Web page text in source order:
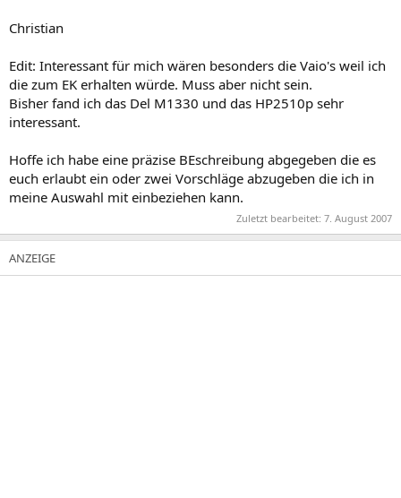
Christian
Edit: Interessant für mich wären besonders die Vaio's weil ich
die zum EK erhalten würde. Muss aber nicht sein.
Bisher fand ich das Del M1330 und das HP2510p sehr
interessant.
Hoffe ich habe eine präzise BEschreibung abgegeben die es
euch erlaubt ein oder zwei Vorschläge abzugeben die ich in
meine Auswahl mit einbeziehen kann.
Zuletzt bearbeitet: 7. August 2007